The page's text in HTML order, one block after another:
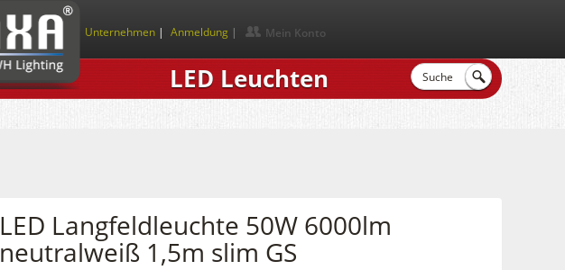
Unternehmen Anmeldung | Mein Konto
LED Leuchten
LED Langfeldleuchte 50W 6000lm
neutralweiß 1,5m slim GS